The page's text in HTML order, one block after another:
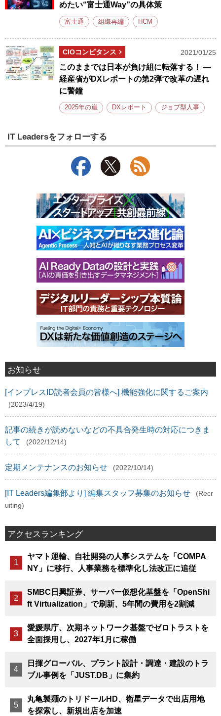
めたい“富士通Way”の具体策
富士通 組織再編 HCM
CIOコンピタンス 2021/01/25
このままでは日本が負け組に転落する！ ―
経産省がDXレポートの第2弾で改革の遅れ
に警鐘
2025年の崖 DXレポート ジョブ型人事
IT Leadersをフォローする
お知らせ
[インプレスID読者会員の皆様へ] 機能強化に関するご案内
(2023/4/19)
記事の続きが読めないなどの不具合発生時の対応につきま
して
(2022/12/14)
定期メンテナンスのお知らせ (2022/10/14)
[IT Leaders編集部より] 編集スタッフ募集のお知らせ
(Recr
uiting)
アクセスランキング
ヤマト運輸、自社開発の人事システムを「COMPA
NY」に移行、人事業務を標準化し法改正に追従
SMBC日興証券、サーバー仮想化基盤を「OpenShi
ft Virtualization」で刷新、5年間の費用を2割減
愛媛県庁、次期ネットワーク基盤でゼロトラストを
全面採用し、2027年1月に稼働
日揮グローバル、プラント設計・調達・建設のトラ
ブル事例を「JUST.DB」に集約
丸亀製麺のトリドールHD、衛星データで出店用地
を探索し、新規出店を加速